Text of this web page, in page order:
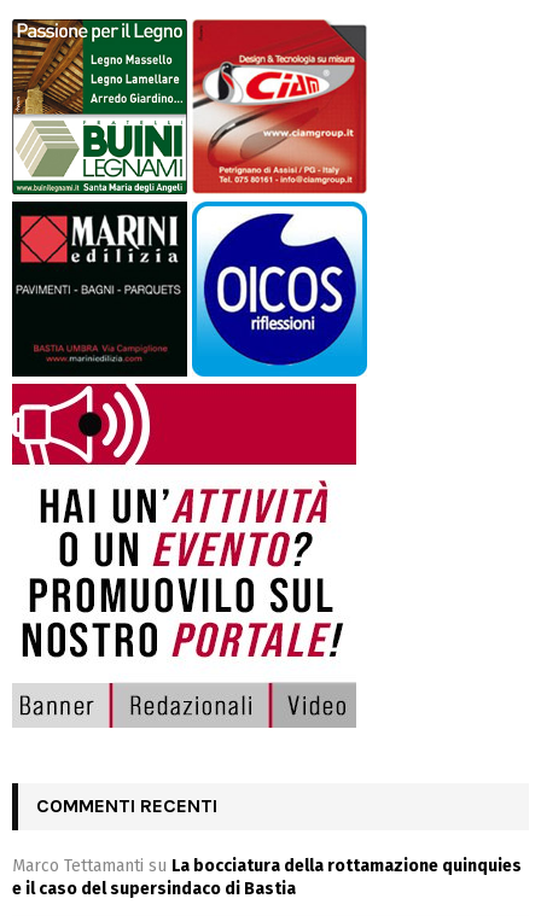
COMMENTI RECENTI
Marco Tettamanti su La bocciatura della rottamazione quinquies
e il caso del supersindaco di Bastia